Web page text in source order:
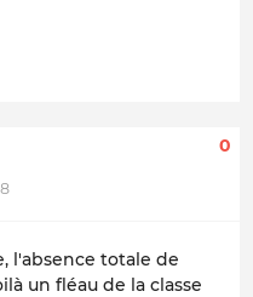
0
l'absence totale de
un fléau de la classe